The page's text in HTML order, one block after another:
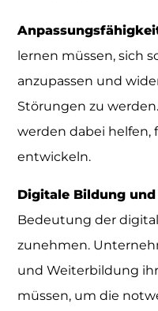
lernen müssen, sich
anzupassen und
Störungen zu
werden dabei helfen,
entwickeln.
Digitale Bildung
Bedeutung der
zunehmen.
und Weiterbildung
müssen, um die